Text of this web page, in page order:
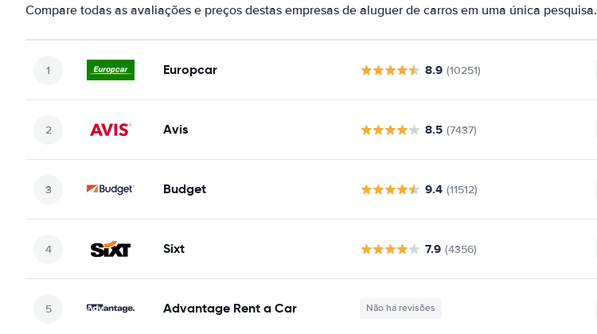
Compare todas as avaliações e preços destas empresas de aluguer de carros em uma única pesquisa.
Europcar 8.9 (10251)
Avis 8.5 (7437)
Budget 9.4 (11512)
Sixt 7.9 (4356)
Advantage Rent a Car Não há revisões